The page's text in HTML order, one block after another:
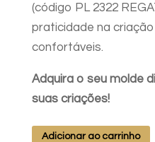
(código PL 2322
praticidade na
confortáveis.
Adquira o seu molde
suas criações!
MOLDE
Adicionar ao carrinho